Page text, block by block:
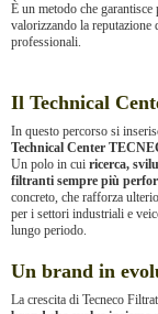
È un metodo che
valorizzando la
professionali.
Il Technical
In questo percorso si
Technical Center
Un polo in cui ricerca,
filtranti sempre più
concreto, che rafforza
per i settori industriali e
lungo periodo.
Un brand in
La crescita di Tecneco